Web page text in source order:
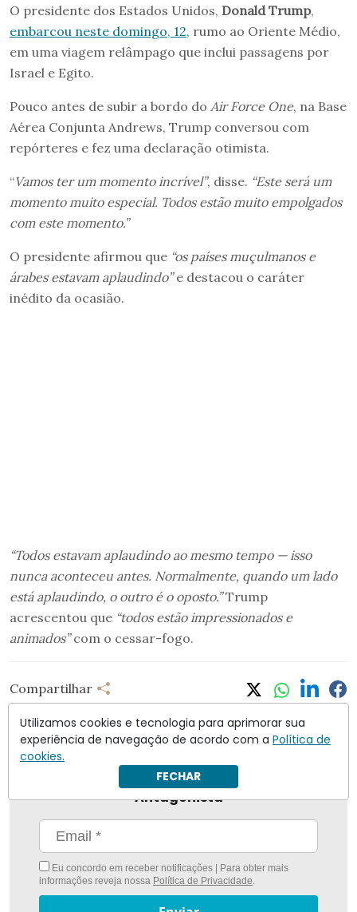
O presidente dos Estados Unidos, Donald Trump,
embarcou neste domingo, 12, rumo ao Oriente Médio,
em uma viagem relâmpago que inclui passagens por
Israel e Egito.
Pouco antes de subir a bordo do Air Force One, na Base
Aérea Conjunta Andrews, Trump conversou com
repórteres e fez uma declaração otimista.
“Vamos ter um momento incrível”, disse. “Este será um
momento muito especial. Todos estão muito empolgados
com este momento.”
O presidente afirmou que “os países muçulmanos e
árabes estavam aplaudindo”e destacou o caráter
inédito da ocasião.
“Todos estavam aplaudindo ao mesmo tempo — isso
nunca aconteceu antes. Normalmente, quando um lado
está aplaudindo, o outro é o oposto.”Trump
acrescentou que “todos estão impressionados e
animados”com o cessar-fogo.
Compartilhar
Nunca foi tão fácil ficar bem informado com
Antagonista
Eu concordo em receber notificações | Para obter mais
informações reveja nossa Política de Privacidade.
Utilizamos cookies e tecnologia para aprimorar sua
experiência de navegação de acordo com a Política de
cookies.
FECHAR